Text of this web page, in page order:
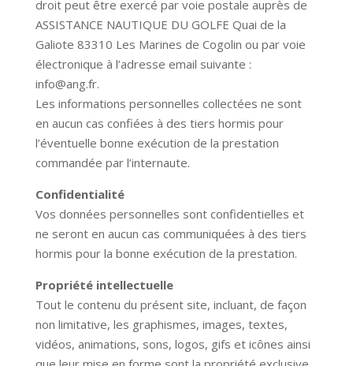
droit peut être exercé par voie postale auprès de
ASSISTANCE NAUTIQUE DU GOLFE Quai de la
Galiote 83310 Les Marines de Cogolin ou par voie
électronique à l’adresse email suivante :
info@ang.fr.
Les informations personnelles collectées ne sont
en aucun cas confiées à des tiers hormis pour
l’éventuelle bonne exécution de la prestation
commandée par l’internaute.
Confidentialité
Vos données personnelles sont confidentielles et
ne seront en aucun cas communiquées à des tiers
hormis pour la bonne exécution de la prestation.
Propriété intellectuelle
Tout le contenu du présent site, incluant, de façon
non limitative, les graphismes, images, textes,
vidéos, animations, sons, logos, gifs et icônes ainsi